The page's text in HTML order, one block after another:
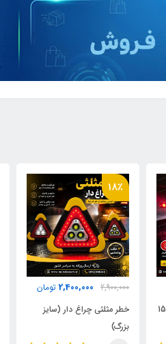
22٪
950,000
750,000 تومان
جاکلیدی کلت غلاف دار